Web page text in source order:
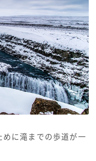
に滝までの歩道が一